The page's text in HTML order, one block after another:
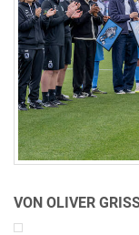
VON OLIVER